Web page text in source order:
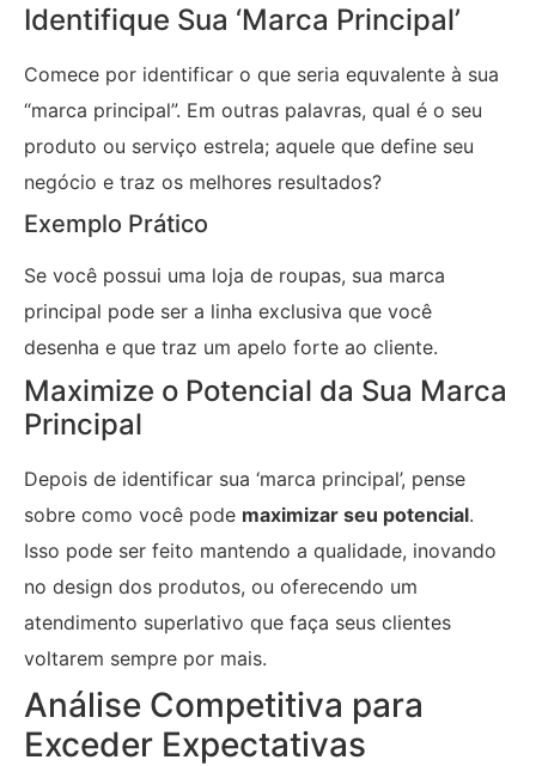
Identifique Sua ‘Marca Principal’
Comece por identificar o que seria equvalente à sua
“marca principal”. Em outras palavras, qual é o seu
produto ou serviço estrela; aquele que define seu
negócio e traz os melhores resultados?
Exemplo Prático
Se você possui uma loja de roupas, sua marca
principal pode ser a linha exclusiva que você
desenha e que traz um apelo forte ao cliente.
Maximize o Potencial da Sua Marca
Principal
Depois de identificar sua ‘marca principal’, pense
sobre como você pode maximizar seu potencial.
Isso pode ser feito mantendo a qualidade, inovando
no design dos produtos, ou oferecendo um
atendimento superlativo que faça seus clientes
voltarem sempre por mais.
Análise Competitiva para
Exceder Expectativas